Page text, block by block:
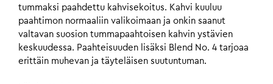
tummaksi paahdettu kahvisekoitus. Kahvi kuuluu
paahtimon normaaliin valikoimaan ja onkin saanut
valtavan suosion tummapaahtoisen kahvin ystävien
keskuudessa. Paahteisuuden lisäksi Blend No. 4 tarjoaa
erittäin muhevan ja täyteläisen suutuntuman.